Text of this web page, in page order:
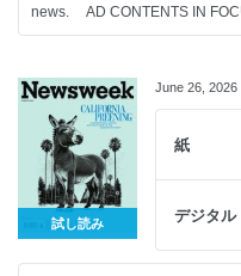
news. AD CONTENTS IN
試し読み
June 26,
紙
デジタル